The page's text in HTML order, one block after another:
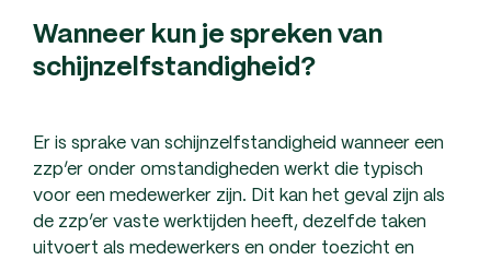
Wanneer kun je spreken van
schijnzelfstandigheid?
Er is sprake van schijnzelfstandigheid wanneer een
zzp’er onder omstandigheden werkt die typisch
voor een medewerker zijn. Dit kan het geval zijn als
de zzp’er vaste werktijden heeft, dezelfde taken
uitvoert als medewerkers en onder toezicht en